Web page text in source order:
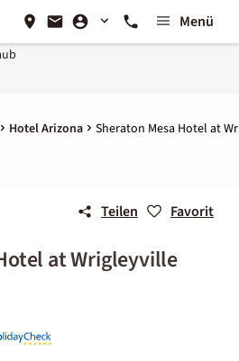
Menü
Hotel Arizona Sheraton Mesa Hotel at
Teilen Favorit
at Wrigleyville